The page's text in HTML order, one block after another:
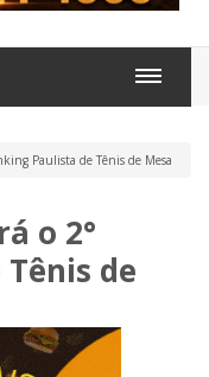
Paulista de Tênis de Mesa
o 2°
de